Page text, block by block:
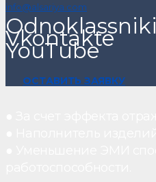
info@alsariya.com
Odnoklassniki
Vkontakte
YouTube
ОСТАВИТЬ ЗАЯВКУ